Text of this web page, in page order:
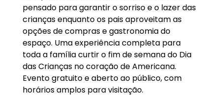
pensado para garantir o sorriso e o lazer das
crianças enquanto os pais aproveitam as
opções de compras e gastronomia do
espaço. Uma experiência completa para
toda a família curtir o fim de semana do Dia
das Crianças no coração de Americana.
Evento gratuito e aberto ao público, com
horários amplos para visitação.